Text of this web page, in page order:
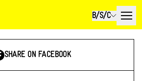
B/S/C
SHARE ON FACEBOOK